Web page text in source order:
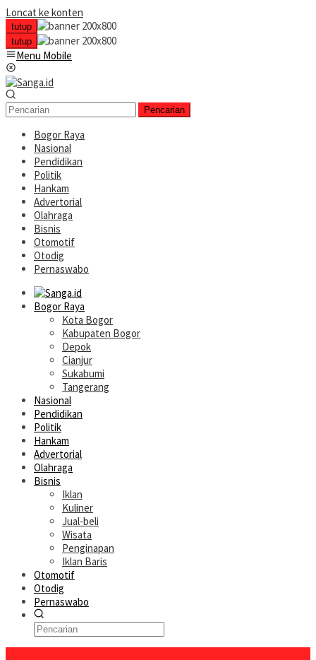
Loncat ke konten
tutup
tutup
Menu Mobile
Pencarian
Bogor Raya
Nasional
Pendidikan
Politik
Hankam
Advertorial
Olahraga
Bisnis
Otomotif
Otodig
Pernaswabo
Bogor Raya
Kota Bogor
Kabupaten Bogor
Depok
Cianjur
Sukabumi
Tangerang
Nasional
Pendidikan
Politik
Hankam
Advertorial
Olahraga
Bisnis
Iklan
Kuliner
Jual-beli
Wisata
Penginapan
Iklan Baris
Otomotif
Otodig
Pernaswabo